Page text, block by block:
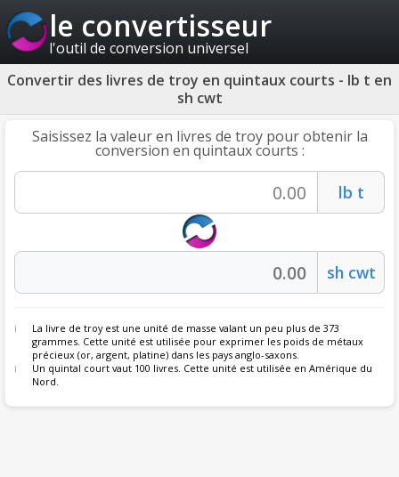
le convertisseur
l'outil de conversion universel
Convertir des livres de troy en quintaux courts - lb t en
sh cwt
Saisissez la valeur en livres de troy pour obtenir la
conversion en quintaux courts :
La livre de troy est une unité de masse valant un peu plus de 373
grammes. Cette unité est utilisée pour exprimer les poids de métaux
précieux (or, argent, platine) dans les pays anglo-saxons.
Un quintal court vaut 100 livres. Cette unité est utilisée en Amérique du
Nord.